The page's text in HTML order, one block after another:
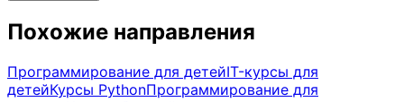
Похожие направления
Программирование для детейIT-курсы для
детейКурсы PythonПрограммирование для